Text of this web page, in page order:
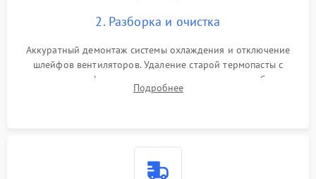
2. Разборка и очистка
Аккуратный демонтаж системы охлаждения и отключение
шлейфов вентиляторов. Удаление старой термопасты с
кристалла графического чипа и термопрокладок с банок
памяти и зоны VRM. Очистка платы от пыли и окислов.
Подробнее